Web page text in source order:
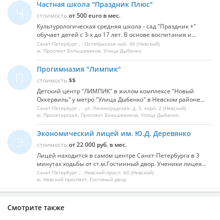
Ч
Частная школа "Праздник Плюс"
стоимостьот 500 euro в мес.
Культурологическая средняя школа - сад "Праздник +"
обучает детей с 3-х до 17 лет. В основе воспитания и...
Санкт-Петербург Октябрьская наб. 48 (Невский)
м. Проспект Большевиков, Улица Дыбенко
П
Прогимназия "Лимпик"
стоимость$$
Детский центр "ЛИМПИК" в жилом комплексе "Новый
Оккервиль" у метро "Улица Дыбенко" в Невском районе...
Санкт-Петербург , . ул. Ленинградская, д. 5, корп. 2 (Невский)
м. Пролетарская, Проспект Большевиков, Улица Дыбенко
Э
Экономический лицей им. Ю.Д. Деревянко
стоимостьот 22 000 руб. в мес.
Лицей находится в самом центре Санкт-Петербурга в 3
минутах ходьбы от ст.м.Гостинный двор. Ученики лицея...
Санкт-Петербург , . Невский просп. 60 (Невский)
м. Невский проспект, Гостиный двор
Смотрите также